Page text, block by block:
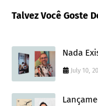
Talvez Você Goste
Nada
July 10,